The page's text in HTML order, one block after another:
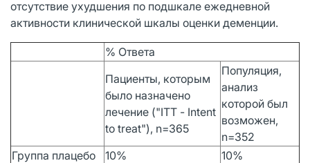
отсутствие ухудшения по подшкале ежедневной
активности клинической шкалы оценки деменции.
% Ответа
Пациенты, которым
было назначено
лечение ("IТТ - Intent
to treat"), n=365
Популяция,
анализ
которой был
возможен,
n=352
Группа плацебо
10%
10%